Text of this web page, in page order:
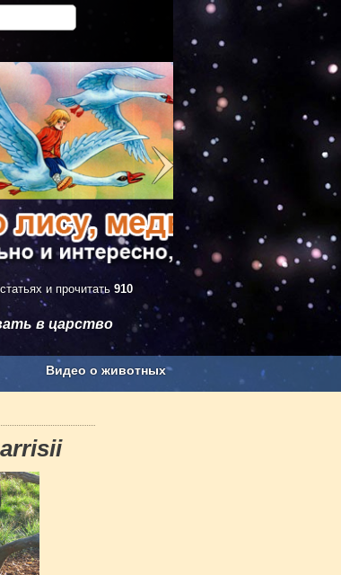
статьях и прочитать 910
в царство
Видео о животных